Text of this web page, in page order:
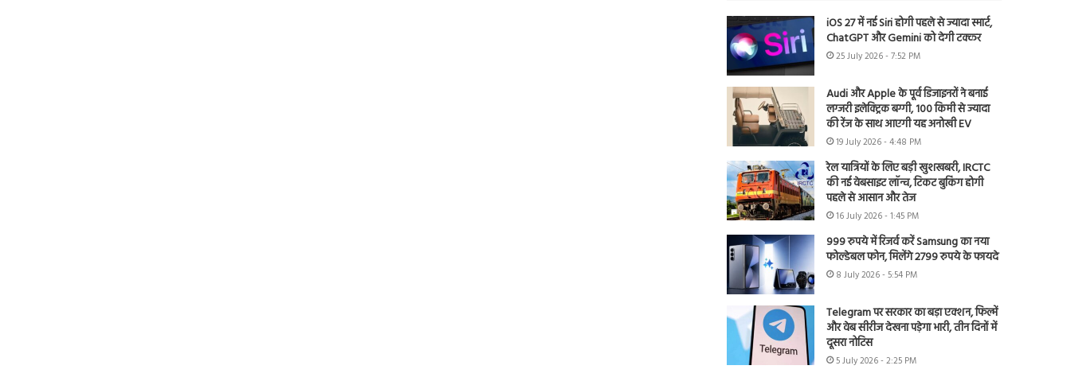
iOS 27 में नई Siri होगी पहले से ज्यादा स्मार्ट,
ChatGPT और Gemini को देगी टक्कर
25 July 2026 - 7:52 PM
Audi और Apple के पूर्व डिजाइनरों ने बनाई
लग्जरी इलेक्ट्रिक बग्गी, 100 किमी से ज्यादा
की रेंज के साथ आएगी यह अनोखी EV
19 July 2026 - 4:48 PM
रेल यात्रियों के लिए बड़ी खुशखबरी, IRCTC
की नई वेबसाइट लॉन्च, टिकट बुकिंग होगी
पहले से आसान और तेज
16 July 2026 - 1:45 PM
999 रुपये में रिजर्व करें Samsung का नया
फोल्डेबल फोन, मिलेंगे 2799 रुपये के फायदे
8 July 2026 - 5:54 PM
Telegram पर सरकार का बड़ा एक्शन, फिल्में
और वेब सीरीज देखना पड़ेगा भारी, तीन दिनों में
दूसरा नोटिस
5 July 2026 - 2:25 PM